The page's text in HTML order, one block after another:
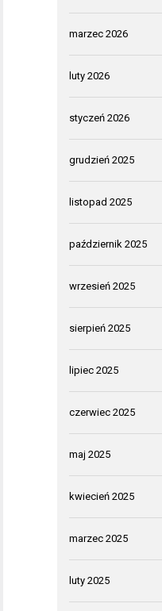
marzec 2026
luty 2026
styczeń 2026
grudzień 2025
listopad 2025
październik 2025
wrzesień 2025
sierpień 2025
lipiec 2025
czerwiec 2025
maj 2025
kwiecień 2025
marzec 2025
luty 2025